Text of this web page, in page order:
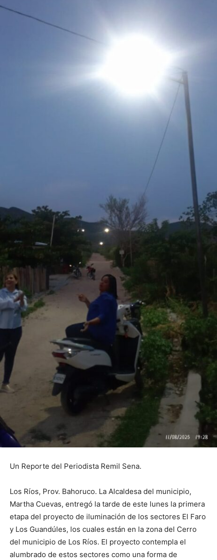
Un Reporte del Periodista Remil Sena.
Los Ríos, Prov. Bahoruco. La Alcaldesa del municipio,
Martha Cuevas, entregó la tarde de este lunes la primera
etapa del proyecto de iluminación de los sectores El Faro
y Los Guandúles, los cuales están en la zona del Cerro
del municipio de Los Ríos. El proyecto contempla el
alumbrado de estos sectores como una forma de